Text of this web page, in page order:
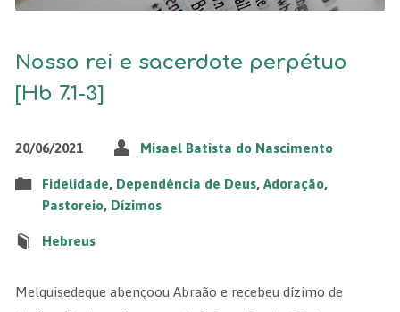
Nosso rei e sacerdote perpétuo
[Hb 7.1-3]
20/06/2021 Misael Batista do Nascimento
Fidelidade, Dependência de Deus, Adoração,
Pastoreio, Dízimos
Hebreus
Melquisedeque abençoou Abraão e recebeu dízimo de